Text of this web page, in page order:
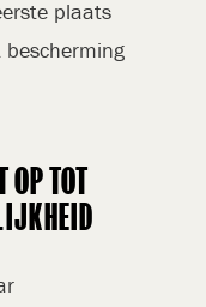
plaats
TOT